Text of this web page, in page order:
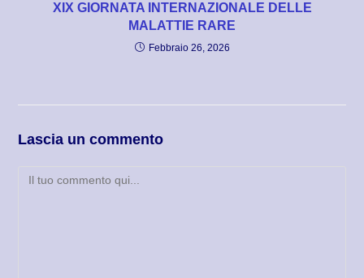
XIX GIORNATA INTERNAZIONALE DELLE
MALATTIE RARE
Febbraio 26, 2026
Lascia un commento